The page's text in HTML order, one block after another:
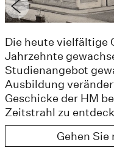
Die heute vielfältige
Jahrzehnte
Studienangebot
Ausbildung
Geschicke der HM
Zeitstrahl zu
Gehen